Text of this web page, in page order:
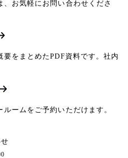
お気軽にお問い合わせくださ
をまとめたPDF資料です。社内
ームをご予約いただけます。